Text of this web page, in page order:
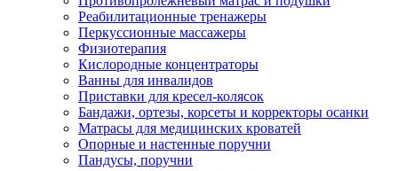
Реабилитационные тренажеры
Перкуссионные массажеры
Физиотерапия
Кислородные концентраторы
Ванны для инвалидов
Приставки для кресел-колясок
Бандажи, ортезы, корсеты и корректоры осанки
Матрасы для медицинских кроватей
Опорные и настенные поручни
Пандусы, поручни